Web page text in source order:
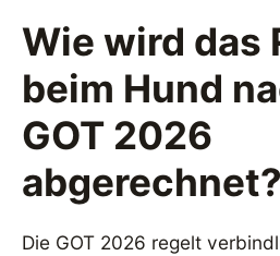
Wie wird das
beim Hund
GOT 2026
abgerechnet?
Die GOT 2026 regelt